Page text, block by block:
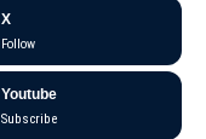
X
Follow
Youtube
Subscribe